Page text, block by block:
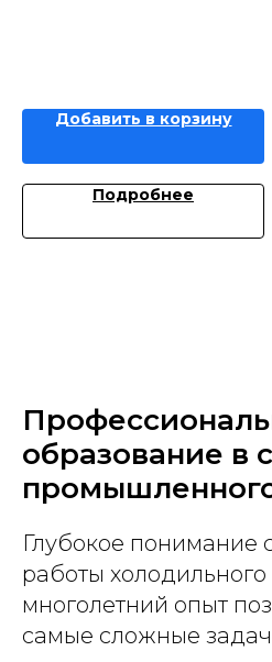
Добавить в корзину
Подробнее
образование в
Глубокое понимание
работы
многолетний опыт
самые сложные